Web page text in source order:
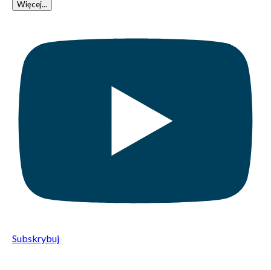
Więcej...
Subskrybuj